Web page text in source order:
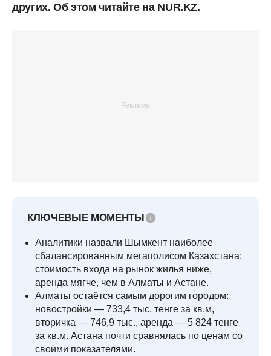
других. Об этом читайте на NUR.KZ.
КЛЮЧЕВЫЕ МОМЕНТЫ
Аналитики назвали Шымкент наиболее
сбалансированным мегаполисом Казахстана:
стоимость входа на рынок жилья ниже,
аренда мягче, чем в Алматы и Астане.
Алматы остаётся самым дорогим городом:
новостройки — 733,4 тыс. тенге за кв.м,
вторичка — 746,9 тыс., аренда — 5 824 тенге
за кв.м. Астана почти сравнялась по ценам со
своими показателями.